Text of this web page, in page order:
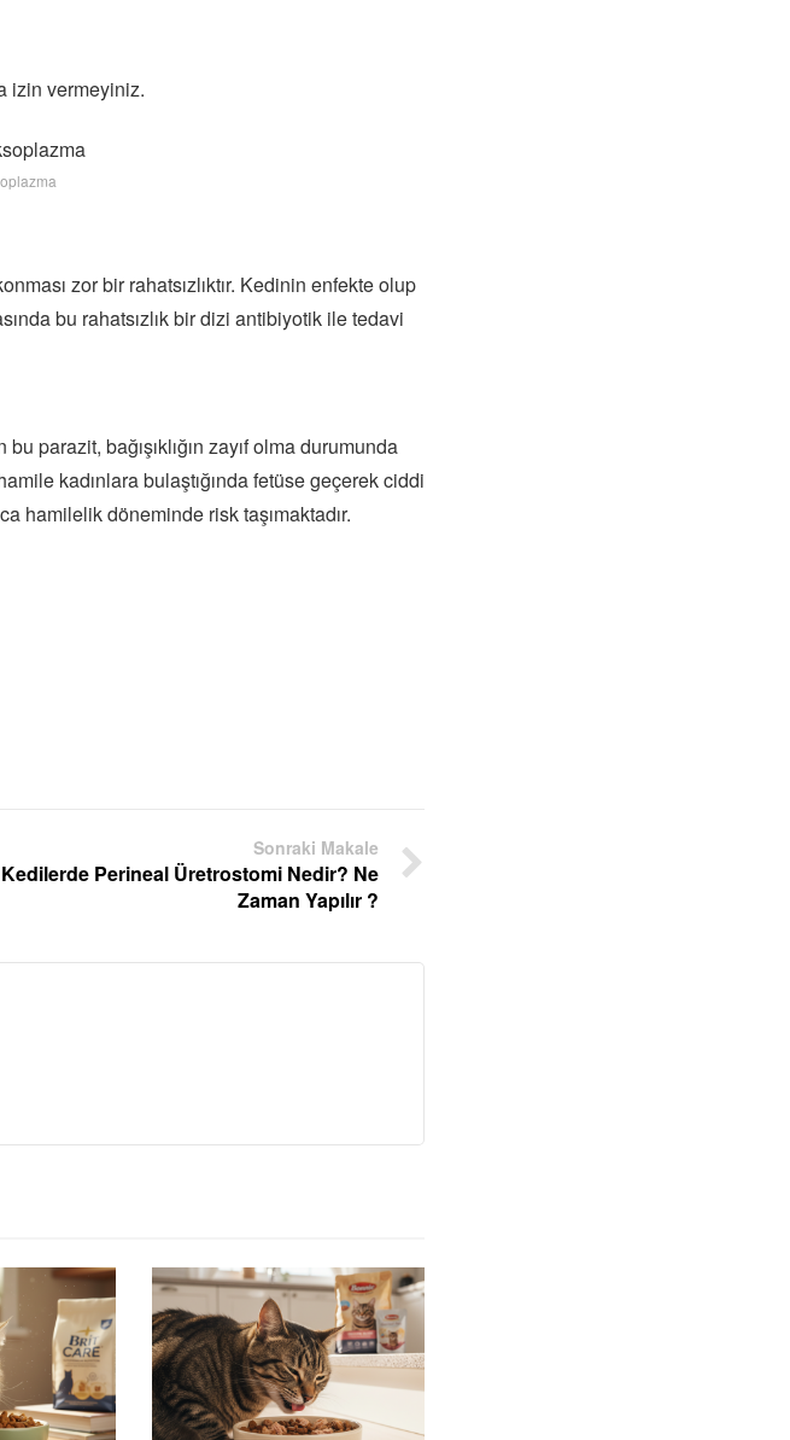
izin vermeyiniz.
zor bir rahatsızlıktır. Kedinin enfekte olup
bu rahatsızlık bir dizi antibiyotik ile tedavi
parazit, bağışıklığın zayıf olma durumunda
kadınlara bulaştığında fetüse geçerek ciddi
hamilelik döneminde risk taşımaktadır.
Sonraki Makale
Kedilerde Perineal Üretrostomi Nedir? Ne
Zaman Yapılır ?